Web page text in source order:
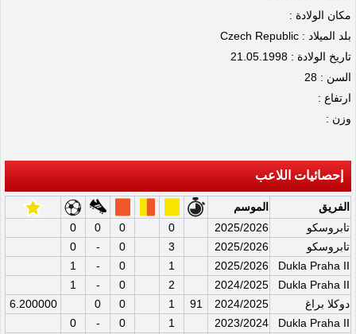
مكان الولادة :
بلد الميلاد : Czech Republic
تاريخ الولادة : 21.05.1998
السن : 28
ارتفاع :
وزن :
إحصائيات اللاعب
الفريق
الموسم
تابروسكو
2025/2026
0
0
0
0
تابروسكو
2025/2026
3
0
-
0
Dukla Praha II
2025/2026
1
0
-
1
Dukla Praha II
2024/2025
2
0
-
1
دوكلا براغ
2024/2025
91
1
0
0
6.200000
Dukla Praha II
2023/2024
1
0
-
0